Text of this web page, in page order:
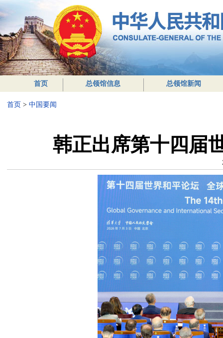
首页 总领馆信息 总领馆新闻
首页 > 中国要闻
韩正出席第十四届